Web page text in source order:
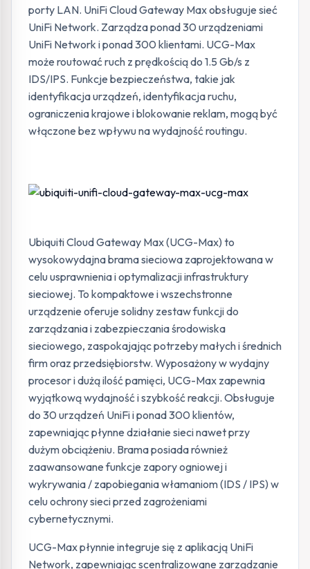
porty LAN. UniFi Cloud Gateway Max obsługuje sieć
UniFi Network. Zarządza ponad 30 urządzeniami
UniFi Network i ponad 300 klientami. UCG-Max
może routować ruch z prędkością do 1.5 Gb/s z
IDS/IPS. Funkcje bezpieczeństwa, takie jak
identyfikacja urządzeń, identyfikacja ruchu,
ograniczenia krajowe i blokowanie reklam, mogą być
włączone bez wpływu na wydajność routingu.
Ubiquiti Cloud Gateway Max (UCG-Max) to
wysokowydajna brama sieciowa zaprojektowana w
celu usprawnienia i optymalizacji infrastruktury
sieciowej. To kompaktowe i wszechstronne
urządzenie oferuje solidny zestaw funkcji do
zarządzania i zabezpieczania środowiska
sieciowego, zaspokajając potrzeby małych i średnich
firm oraz przedsiębiorstw. Wyposażony w wydajny
procesor i dużą ilość pamięci, UCG-Max zapewnia
wyjątkową wydajność i szybkość reakcji. Obsługuje
do 30 urządzeń UniFi i ponad 300 klientów,
zapewniając płynne działanie sieci nawet przy
dużym obciążeniu. Brama posiada również
zaawansowane funkcje zapory ogniowej i
wykrywania / zapobiegania włamaniom (IDS / IPS) w
celu ochrony sieci przed zagrożeniami
cybernetycznymi.
UCG-Max płynnie integruje się z aplikacją UniFi
Network, zapewniając scentralizowane zarządzanie